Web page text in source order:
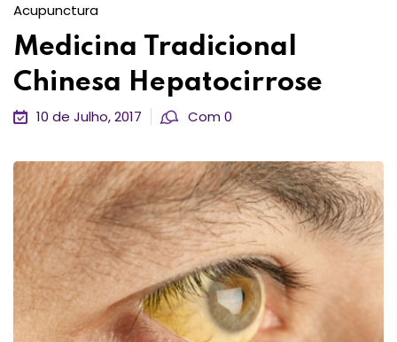
Acupunctura
Medicina Tradicional
Chinesa Hepatocirrose
10 de Julho, 2017 Com 0